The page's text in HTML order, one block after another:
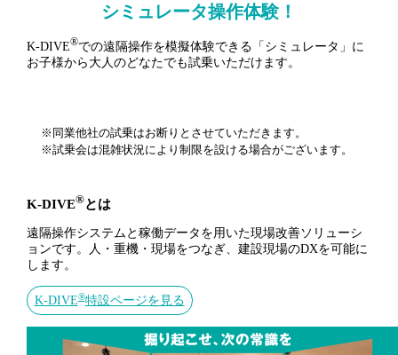
シミュレータ操作体験！
K-DIVE®での遠隔操作を模擬体験できる「シミュレータ」に
お子様から大人のどなたでも試乗いただけます。
※同業他社の試乗はお断りとさせていただきます。
※試乗会は混雑状況により制限を設ける場合がございます。
K-DIVE®とは
遠隔操作システムと稼働データを用いた現場改善ソリューシ
ョンです。人・重機・現場をつなぎ、建設現場のDXを可能に
します。
K-DIVE®特設ページを見る